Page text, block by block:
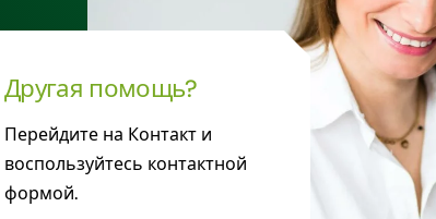
Другая помощь?
Перейдите на Контакт и
воспользуйтесь контактной
формой.